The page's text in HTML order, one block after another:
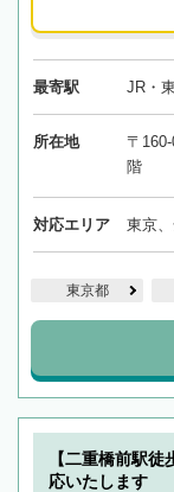
最寄駅 JR・
所在地
〒
階
対応エリア 東京
東京都
【二重橋前駅
応いたします